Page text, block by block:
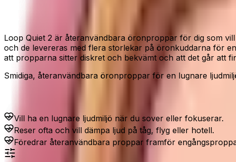
Dämpar ljud för lugnare sömn, fokus och
Loop Quiet 2 är återanvändbara öronproppar för dig som
och de levereras med flera storlekar på öronkuddarna för
att propparna sitter diskret och bekvämt och att det går att
Smidiga, återanvändbara öronproppar för en lugnare
Vill ha en lugnare ljudmiljö när du sover eller fokuserar.
Reser ofta och vill dämpa ljud på tåg, flyg eller hotell.
Föredrar återanvändbara proppar framför